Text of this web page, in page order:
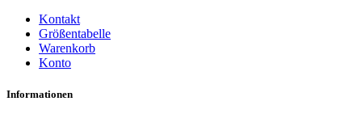
Kontakt
Größentabelle
Warenkorb
Konto
Informationen